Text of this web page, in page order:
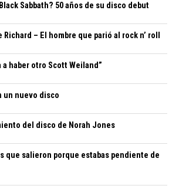
Sabbath? 50 años de su disco debut
– El hombre que parió al rock n’ roll
haber otro Scott Weiland”
un nuevo disco
del disco de Norah Jones
que salieron porque estabas pendiente de